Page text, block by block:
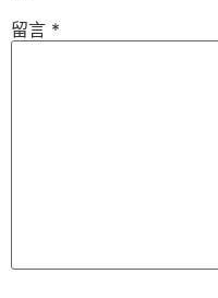
留言 *